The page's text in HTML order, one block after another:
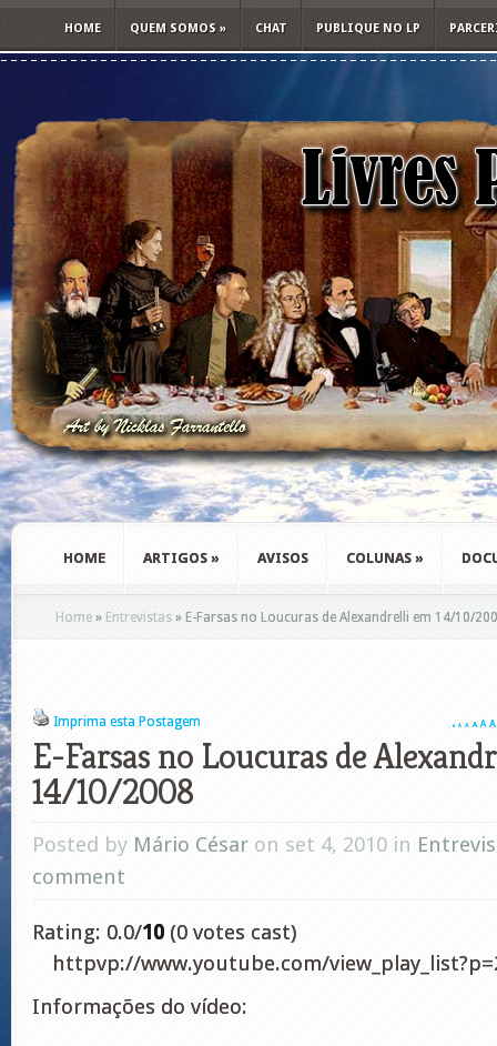
HOME QUEM SOMOS » CHAT PUBLIQUE NO LP
HOME ARTIGOS » AVISOS COLUNAS »
Home » Entrevistas » E-Farsas no Loucuras de Alexandrelli em 14/10/
Imprima esta Postagem A A A A A A A
E-Farsas no Loucuras de
14/10/2008
Posted by Mário César on set 4, 2010 in
comment
Rating: 0.0/10 (0 votes cast)
httpvp://www.youtube.com/
Informações do vídeo: